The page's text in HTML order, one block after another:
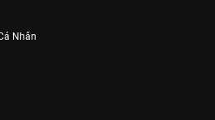
Nhân